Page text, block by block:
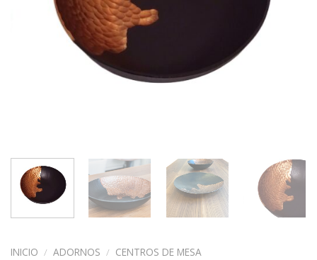
INICIO / ADORNOS / CENTROS DE MESA